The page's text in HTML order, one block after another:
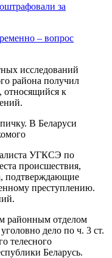
за
– вопрос
исследований
района получил
относящийся к
УГКСЭ по
происшествия,
подтверждающие
преступлению.
районным отделом
дело по ч. 3 ст.
телесного
Беларусь.